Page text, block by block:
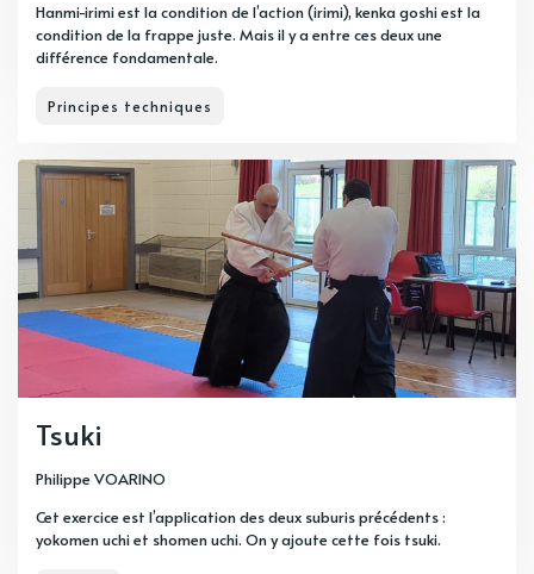
Hanmi-irimi est la condition de l’action (irimi), kenka goshi est la
condition de la frappe juste. Mais il y a entre ces deux une
différence fondamentale.
Principes techniques
Tsuki
Philippe VOARINO
Cet exercice est l’application des deux suburis précédents :
yokomen uchi et shomen uchi. On y ajoute cette fois tsuki.